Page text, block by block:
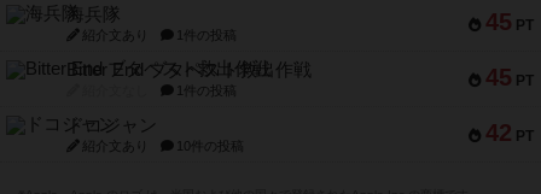
45 PT
海兵隊
紹介文あり 1件の投稿
45 PT
Bitter End ブタペスト救出作戦
1件の投稿
42 PT
ドコジャン
紹介文あり 10件の投稿